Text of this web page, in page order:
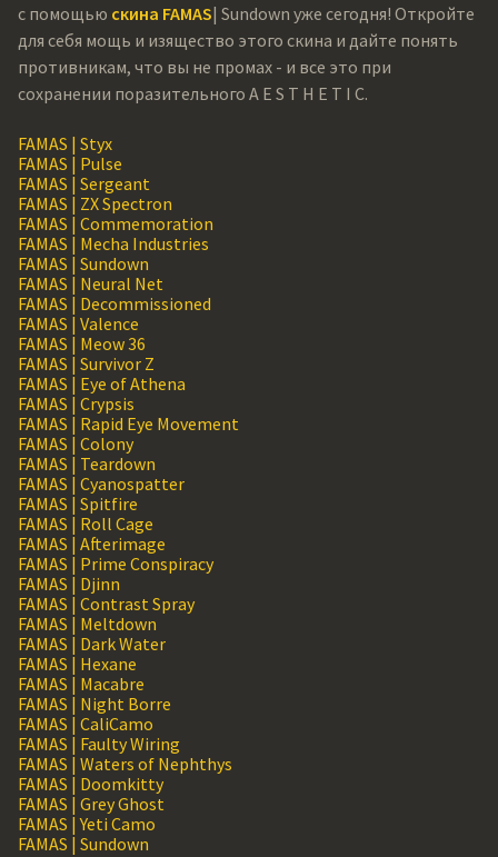
с помощью скина FAMAS| Sundown уже сегодня! Откройте
для себя мощь и изящество этого скина и дайте понять
противникам, что вы не промах - и все это при
сохранении поразительного A E S T H E T I C.
FAMAS | Styx
FAMAS | Pulse
FAMAS | Sergeant
FAMAS | ZX Spectron
FAMAS | Commemoration
FAMAS | Mecha Industries
FAMAS | Sundown
FAMAS | Neural Net
FAMAS | Decommissioned
FAMAS | Valence
FAMAS | Meow 36
FAMAS | Survivor Z
FAMAS | Eye of Athena
FAMAS | Crypsis
FAMAS | Rapid Eye Movement
FAMAS | Colony
FAMAS | Teardown
FAMAS | Cyanospatter
FAMAS | Spitfire
FAMAS | Roll Cage
FAMAS | Afterimage
FAMAS | Prime Conspiracy
FAMAS | Djinn
FAMAS | Contrast Spray
FAMAS | Meltdown
FAMAS | Dark Water
FAMAS | Hexane
FAMAS | Macabre
FAMAS | Night Borre
FAMAS | CaliCamo
FAMAS | Faulty Wiring
FAMAS | Waters of Nephthys
FAMAS | Doomkitty
FAMAS | Grey Ghost
FAMAS | Yeti Camo
FAMAS | Sundown